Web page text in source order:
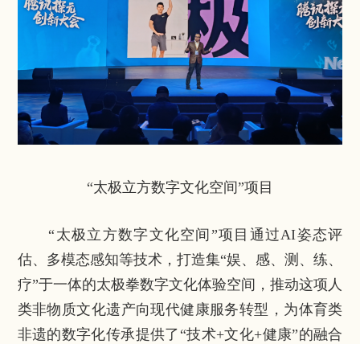
“太极立方数字文化空间”项目
“太极立方数字文化空间”项目通过AI姿态评
估、多模态感知等技术，打造集“娱、感、测、练、
疗”于一体的太极拳数字文化体验空间，推动这项人
类非物质文化遗产向现代健康服务转型，为体育类
非遗的数字化传承提供了“技术+文化+健康”的融合